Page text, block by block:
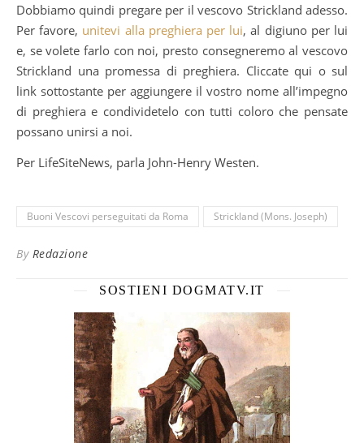
Dobbiamo quindi pregare per il vescovo Strickland adesso.
Per favore, unitevi alla preghiera per lui, al digiuno per lui
e, se volete farlo con noi, presto consegneremo al vescovo
Strickland una promessa di preghiera. Cliccate qui o sul
link sottostante per aggiungere il vostro nome all’impegno
di preghiera e condividetelo con tutti coloro che pensate
possano unirsi a noi.
Per LifeSiteNews, parla John-Henry Westen.
Buoni Vescovi perseguitati da Roma Strickland (Mons. Joseph)
By Redazione
SOSTIENI DOGMATV.IT